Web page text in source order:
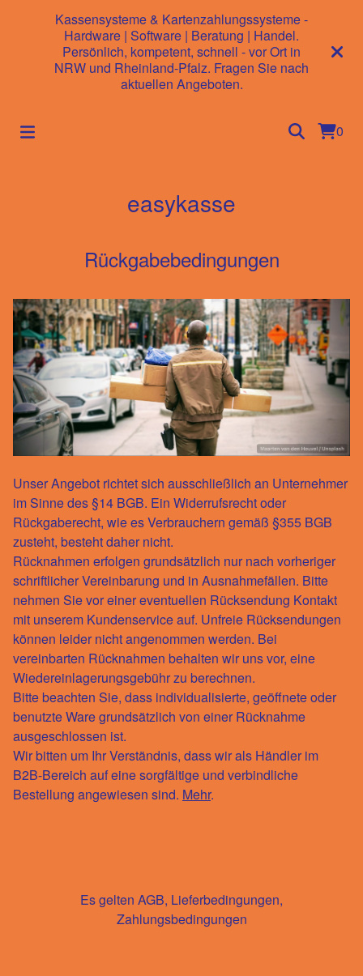
Kassensysteme & Kartenzahlungssysteme -
Hardware | Software | Beratung | Handel.
Persönlich, kompetent, schnell - vor Ort in
NRW und Rheinland-Pfalz. Fragen Sie nach
aktuellen Angeboten.
0
easykasse
Rückgabebedingungen
Unser Angebot richtet sich ausschließlich an Unternehmer
im Sinne des §14 BGB. Ein Widerrufsrecht oder
Rückgaberecht, wie es Verbrauchern gemäß §355 BGB
zusteht, besteht daher nicht.
Rücknahmen erfolgen grundsätzlich nur nach vorheriger
schriftlicher Vereinbarung und in Ausnahmefällen. Bitte
nehmen Sie vor einer eventuellen Rücksendung Kontakt
mit unserem Kundenservice auf. Unfreie Rücksendungen
können leider nicht angenommen werden. Bei
vereinbarten Rücknahmen behalten wir uns vor, eine
Wiedereinlagerungsgebühr zu berechnen.
Bitte beachten Sie, dass individualisierte, geöffnete oder
benutzte Ware grundsätzlich von einer Rücknahme
ausgeschlossen ist.
Wir bitten um Ihr Verständnis, dass wir als Händler im
B2B-Bereich auf eine sorgfältige und verbindliche
Bestellung angewiesen sind. Mehr.
Es gelten AGB, Lieferbedingungen,
Zahlungsbedingungen